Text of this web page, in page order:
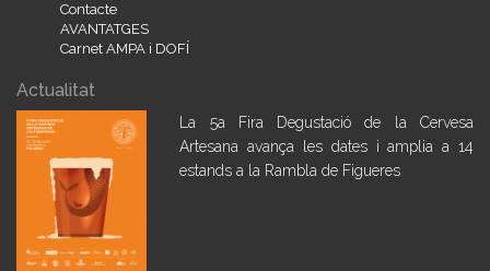
Contacte
AVANTATGES
Carnet AMPA i DOFÍ
Actualitat
La 5a Fira Degustació de la Cervesa
Artesana avança les dates i amplia a 14
estands a la Rambla de Figueres